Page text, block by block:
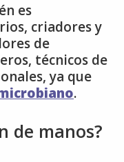
es
criadores y
de
técnicos de
ya que
.
de manos?